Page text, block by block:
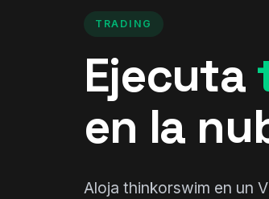
TRADING
Ejecuta
en la
Aloja thinkorswim en un